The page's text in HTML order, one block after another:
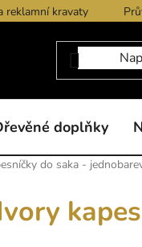
reklamní kravaty
doplňky
do saka -